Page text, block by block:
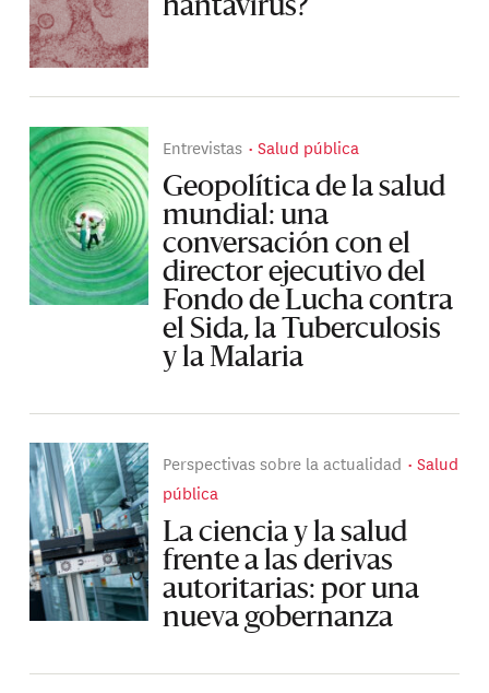
hantavirus?
Entrevistas Salud pública
Geopolítica de la salud
mundial: una
conversación con el
director ejecutivo del
Fondo de Lucha contra
el Sida, la Tuberculosis
y la Malaria
Perspectivas sobre la actualidad
Salud
pública
La ciencia y la salud
frente a las derivas
autoritarias: por una
nueva gobernanza